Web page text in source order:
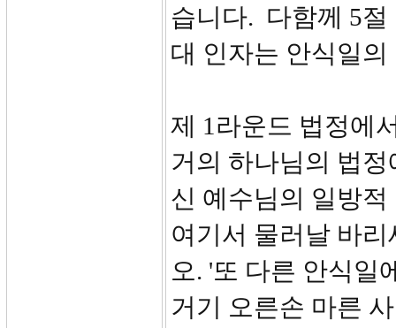
습니다. 다함께 5
대 인자는 안식일
제 1라운드 법정에
거의 하나님의 법
신 예수님의 일방
여기서 물러날 바
오. '또 다른 안식일
거기 오른손 마른